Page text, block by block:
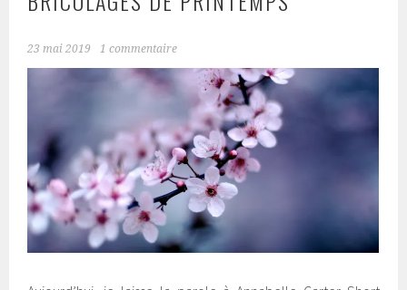
23 mai 2019 1 commentaire